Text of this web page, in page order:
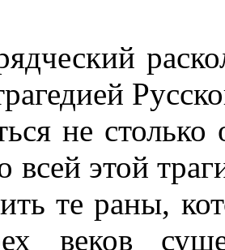
не
всей этой
те раны,
веков